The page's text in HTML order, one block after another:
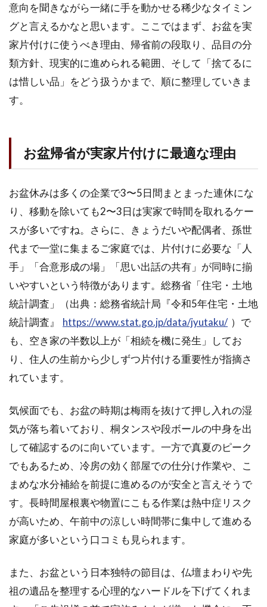
の
手
順
と
必
要
な
お盆
帰省
家片
付け
に最
適な
帰省
前に
確認
すべ
き家
族と
の連
絡事
項
実家
片付
けで
分類
すべ
き品
目
（残
す・
売
る・
捨て
1.4
数日
意向を聞きながら一緒に手を動かせる稀少なタイミン
グと言えるかなと思います。ここではまず、お盆を実
家片付けに使うべき理由、帰省前の段取り、品目の分
類方針、現実的に進められる範囲、そして「捨てるに
は惜しい品」をどう扱うかまで、順に整理していきま
す。
お盆帰省が実家片付けに最適な理由
お盆休みは多くの企業で3〜5日間まとまった連休にな
り、移動を除いても2〜3日は実家で時間を取れるケー
スが多いですね。さらに、きょうだいや配偶者、孫世
代まで一堂に集まるご家庭では、片付けに必要な「人
手」「合意形成の場」「思い出話の共有」が同時に揃
いやすいという特徴があります。総務省「住宅・土地
統計調査」（出典：総務省統計局『令和5年住宅・土地
統計調査』
https://www.stat.go.jp/data/jyutaku/ ）で
も、空き家の半数以上が「相続を機に発生」してお
り、住人の生前から少しずつ片付ける重要性が指摘さ
れています。
気候面でも、お盆の時期は梅雨を抜けて押し入れの湿
気が落ち着いており、桐タンスや段ボールの中身を出
して確認するのに向いています。一方で真夏のピーク
でもあるため、冷房の効く部屋での仕分け作業や、こ
まめな水分補給を前提に進めるのが安全と言えそうで
す。長時間屋根裏や物置にこもる作業は熱中症リスク
が高いため、午前中の涼しい時間帯に集中して進める
家庭が多いという口コミも見られます。
また、お盆という日本独特の節目は、仏壇まわりや先
祖の遺品を整理する心理的なハードルを下げてくれま